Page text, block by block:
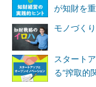
が知財を
モノづく
スタート
る“搾取的